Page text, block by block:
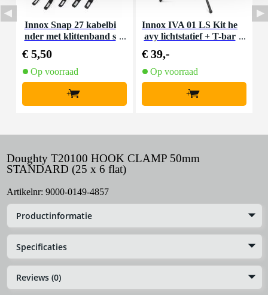
Innox Snap 27 kabelbi
nder met klittenband s
€ 5,50
Op voorraad
+
Innox IVA 01 LS Kit he
avy lichtstatief + T-bar
€ 39,-
Op voorraad
+
Doughty T20100 HOOK CLAMP 50mm
STANDARD (25 x 6 flat)
Artikelnr: 9000-0149-4857
Productinformatie
Specificaties
Reviews (0)